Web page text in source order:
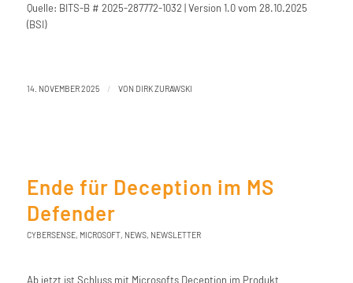
Quelle: BITS-B # 2025-287772-1032 | Version 1.0 vom 28.10.2025
(BSI)
14. NOVEMBER 2025 / VON DIRK ZURAWSKI
Ende für Deception im MS
Defender
CYBERSENSE, MICROSOFT, NEWS, NEWSLETTER
Ab jetzt ist Schluss mit Microsofts Deception im Produkt